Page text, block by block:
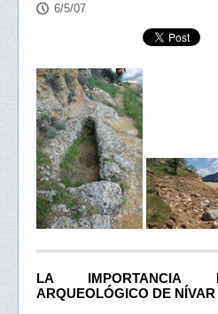
6/5/07
LA IMPORTANCIA
ARQUEOLÓGICO DE NÍVAR